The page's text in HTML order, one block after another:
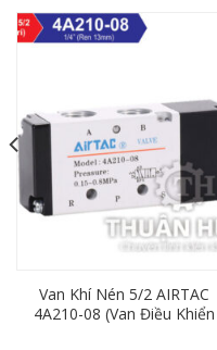
Van Khí Nén 5/2 AIRTAC
4A210-08 (Van Điều Khiển